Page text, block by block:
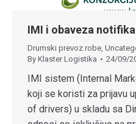
IMI i obaveza
Drumski prevoz robe
By Klaster Logistika 24/09/
IMI sistem (Internal
koji se koristi za prijavu
of drivers) u skladu sa